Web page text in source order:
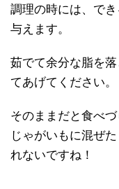
調理の時には、で
与えます。
茹でて余分な脂を
てあげてください。
そのままだと食べ
じゃがいもに混ぜ
れないですね！